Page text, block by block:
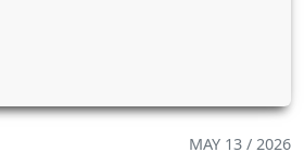
MAY 13 / 2026